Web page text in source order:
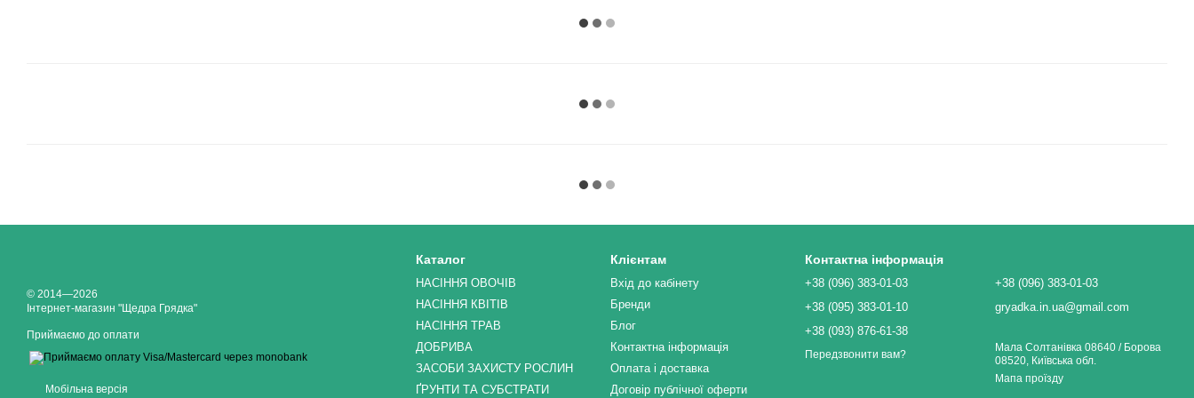
© 2014—2026
Інтернет-магазин "Щедра Грядка"
Приймаємо до оплати
Мобільна версія
Каталог
НАСІННЯ ОВОЧІВ
НАСІННЯ КВІТІВ
НАСІННЯ ТРАВ
ДОБРИВА
ЗАСОБИ ЗАХИСТУ РОСЛИН
ҐРУНТИ ТА СУБСТРАТИ
Клієнтам
Вхід до кабінету
Бренди
Блог
Контактна інформація
Оплата і доставка
Договір публічної оферти
Контактна інформація
+38 (096) 383-01-03
+38 (095) 383-01-10
+38 (093) 876-61-38
Передзвонити вам?
+38 (096) 383-01-03
gryadka.in.ua@gmail.com
Мала Солтанівка 08640 / Борова
08520, Київська обл.
Мапа проїзду